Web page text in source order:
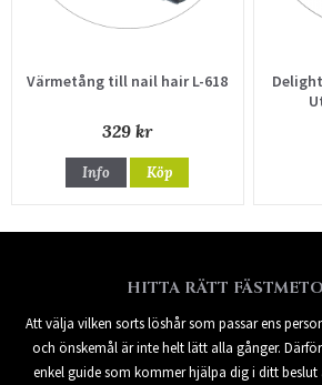
Värmetång till nail hair L-618
329 kr
Info Köp
HITTA RÄTT
Att välja vilken sorts löshår som passar ens
och önskemål är inte helt lätt alla gånger.
enkel guide som kommer hjälpa dig i ditt